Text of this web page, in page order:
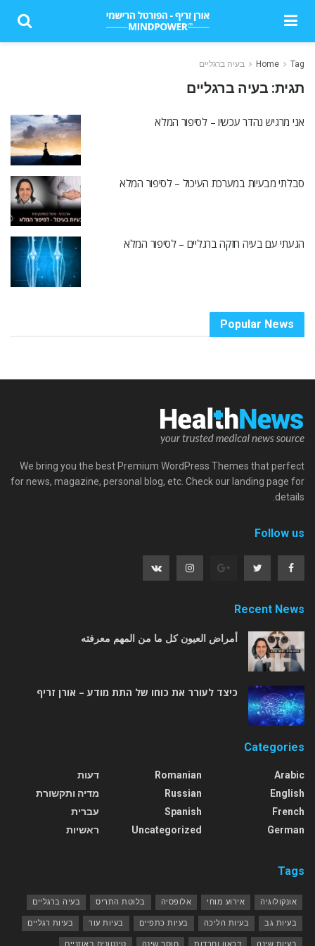
Home Tag בעיה ברגליים
תגית: בעיה ברגליים
אני מרגיש נהדר עכשיו – לסיפור המלא
סבלתי מבעיות במערכת העיכול – לסיפור המלא
הגעתי עם בעיה חזקה ברגליים – לסיפור המלא
Popular News
We bring you the best Premium WordPress Themes that perfect
for news, magazine, personal blog, etc. Check our landing page for
details.
Follow us
Recent News
أمراض العيون كل ما من المهم معرفته
כיצד לעורר את כוחו של התת מודע – אורן זריף
Categories
Arabic
English
French
German
Romanian
Russian
Spanish
Uncategorized
דעות
מדיה ותקשורת
עברית
ראשיות
Tags
אונקולוגיה אירוע מוחי אלופסיה בלוטת התריס בעיה ברגליים
בעיות גב בעיות הליכה בעיות כתפיים בעיות עור בעיות רגליים
בעיות שינה דכאון וחרדות חוסר שינה טינטונים באוזניים